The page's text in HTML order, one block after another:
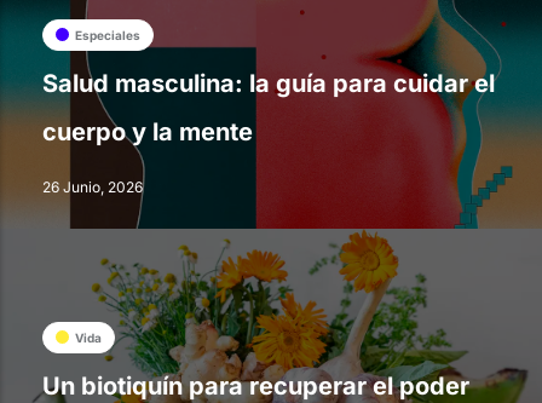
Especiales
Salud masculina: la guía para cuidar el
cuerpo y la mente
26 Junio, 2026
Vida
Un biotiquín para recuperar el poder